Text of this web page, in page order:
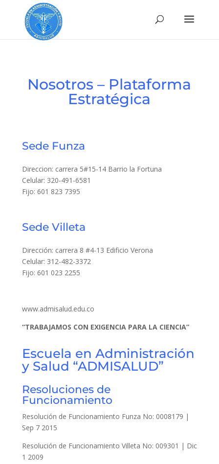
Nosotros – Plataforma
Estratégica
Sede Funza
Direccion: carrera 5#15-14 Barrio la Fortuna
Celular: 320-491-6581
Fijo: 601 823 7395
Sede Villeta
Dirección: carrera 8 #4-13 Edificio Verona
Celular: 312-482-3372
Fijo: 601 023 2255
www.admisalud.edu.co
“TRABAJAMOS CON EXIGENCIA PARA LA CIENCIA”
Escuela en Administración
y Salud “ADMISALUD”
Resoluciones de
Funcionamiento
Resolución de Funcionamiento Funza No: 0008179 |
Sep 7 2015
Resolución de Funcionamiento Villeta No: 009301 | Dic
1 2009